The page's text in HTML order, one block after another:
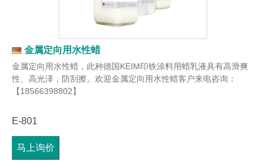
金属定向用水性蜡
金属定向用水性蜡，此种德国KEIM印铁涂料用蜡乳液具有高滑爽
性、高光泽，防刮擦。欢迎金属定向用水性蜡客户来电咨询：
【18566398802】
E-801
马上询价